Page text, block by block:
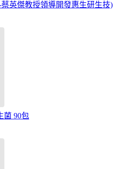
英傑教授領導開發惠生研生技)
菌 90包